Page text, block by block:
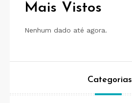
Mais Vistos
Nenhum dado até agora.
Categorias